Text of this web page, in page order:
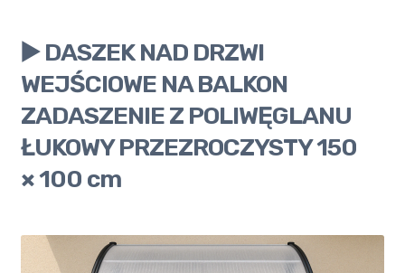
▶️ DASZEK NAD DRZWI
WEJŚCIOWE NA BALKON
ZADASZENIE Z POLIWĘGLANU
ŁUKOWY PRZEZROCZYSTY 150
× 100 cm